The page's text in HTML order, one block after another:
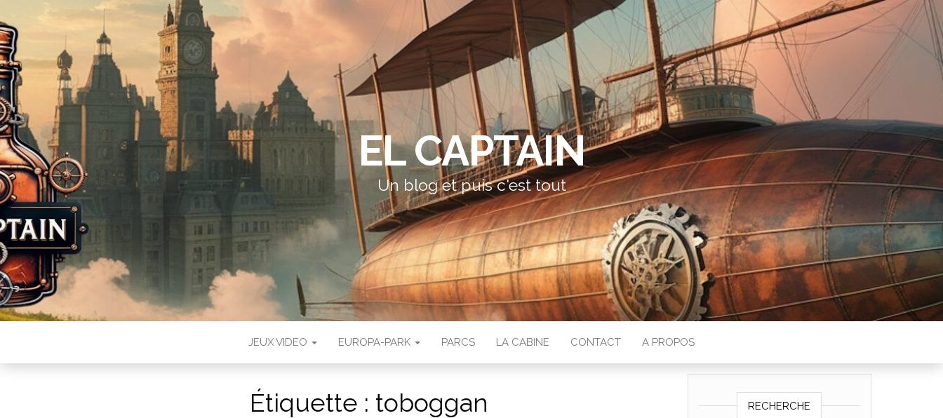
EL CAPTAIN
Un blog et puis c'est tout
JEUX VIDEO EUROPA-PARK PARCS LA CABINE CONTACT A PROPOS
Étiquette : toboggan RECHERCHE